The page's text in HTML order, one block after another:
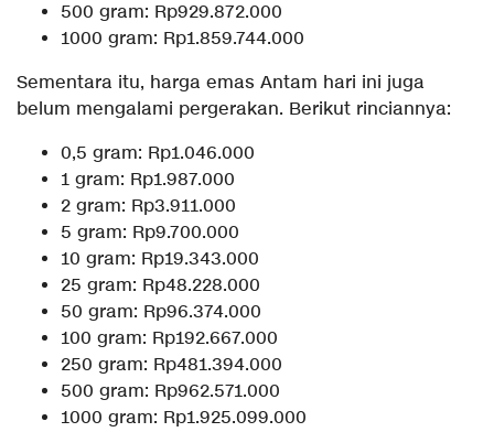
500 gram: Rp929.872.000
1000 gram: Rp1.859.744.000
Sementara itu, harga emas Antam hari ini juga
belum mengalami pergerakan. Berikut rinciannya:
0,5 gram: Rp1.046.000
1 gram: Rp1.987.000
2 gram: Rp3.911.000
5 gram: Rp9.700.000
10 gram: Rp19.343.000
25 gram: Rp48.228.000
50 gram: Rp96.374.000
100 gram: Rp192.667.000
250 gram: Rp481.394.000
500 gram: Rp962.571.000
1000 gram: Rp1.925.099.000